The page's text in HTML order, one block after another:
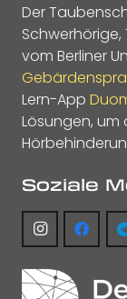
Der
vom Berliner
Lern-App
Lösungen,
Soziale